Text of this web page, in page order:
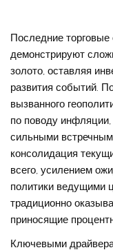
Последние
демонстрируют
золото, оставляя
развития событий.
вызванного
по поводу
сильными
консолидация
всего, усилением
политики ведущими
традиционно
приносящие
Ключевыми